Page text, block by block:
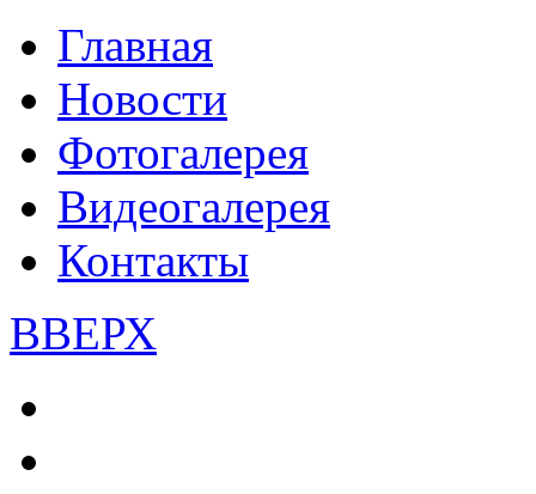
Главная
Новости
Фотогалерея
Видеогалерея
Контакты
ВВЕРХ